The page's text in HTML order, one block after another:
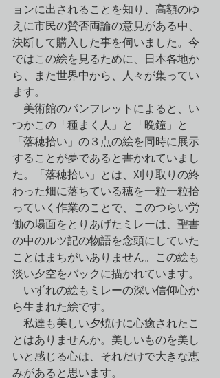
ョンに出されることを知り、高額のゆ
えに市民の賛否両論の意見がある中、
決断して購入した事を伺いました。今
ではこの絵を見るために、日本各地か
ら、また世界中から、人々が集ってい
ます。
美術館のパンフレットによると、い
つかこの「種まく人」と「晩鐘」と
「落穂拾い」の３点の絵を同時に展示
することが夢であると書かれていまし
た。「落穂拾い」とは、刈り取りの終
わった畑に落ちている穂を一粒一粒拾
っていく作業のことで、このつらい労
働の場面をとりあげたミレーは、聖書
の中のルツ記の物語を念頭にしていた
ことはまちがいありません。この絵も
淡い夕空をバックに描かれています。
いずれの絵もミレーの深い信仰心か
ら生まれた絵です。
私達も美しい夕焼けに心癒されたこ
とはありませんか。美しいものを美し
いと感じる心は、それだけで大きな恵
みがあると思います。